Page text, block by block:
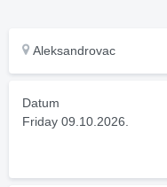
Aleksandrovac
Datum
Friday 09.10.2026.